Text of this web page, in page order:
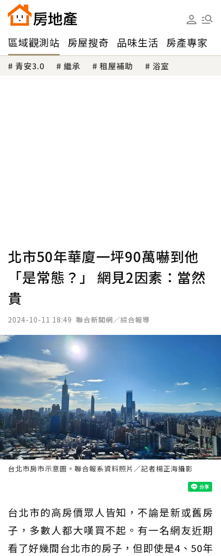
區域觀測站 房屋搜奇 品味生活 房產專家
青安3.0 繼承 租屋補助 浴室
北市50年華廈一坪90萬嚇到他
「是常態？」 網見2因素：當然
貴
2024-10-11 18:49 聯合新聞網／綜合報導
台北市房市示意圖。聯合報系資料照片／記者楊正海攝影
台北市的高房價眾人皆知，不論是新或舊房
子，多數人都大嘆買不起。有一名網友近期
看了好幾間台北市的房子，但即使是4、50年